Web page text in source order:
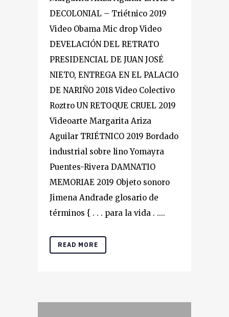
DECOLONIAL – Triétnico 2019
Video Obama Mic drop Video
DEVELACIÓN DEL RETRATO
PRESIDENCIAL DE JUAN JOSÉ
NIETO, ENTREGA EN EL PALACIO
DE NARIÑO 2018 Video Colectivo
Roztro UN RETOQUE CRUEL 2019
Videoarte Margarita Ariza
Aguilar TRIÉTNICO 2019 Bordado
industrial sobre lino Yomayra
Puentes-Rivera DAMNATIO
MEMORIAE 2019 Objeto sonoro
Jimena Andrade glosario de
términos { . . . para la vida . ....
READ MORE